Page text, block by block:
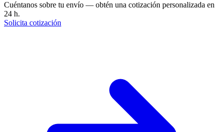
Cuéntanos sobre tu envío — obtén una cotización personalizada en
24 h.
Solicita cotización